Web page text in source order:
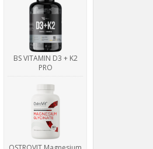
BS VITAMIN D3 + K2
PRO